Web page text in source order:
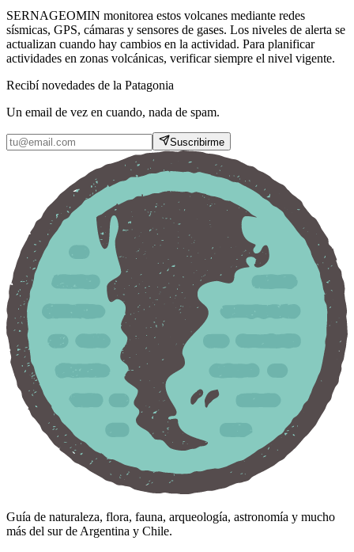
SERNAGEOMIN monitorea estos volcanes mediante redes
sísmicas, GPS, cámaras y sensores de gases. Los niveles de alerta se
actualizan cuando hay cambios en la actividad. Para planificar
actividades en zonas volcánicas, verificar siempre el nivel vigente.
Recibí novedades de la Patagonia
Un email de vez en cuando, nada de spam.
Suscribirme
Guía de naturaleza, flora, fauna, arqueología, astronomía y mucho
más del sur de Argentina y Chile.